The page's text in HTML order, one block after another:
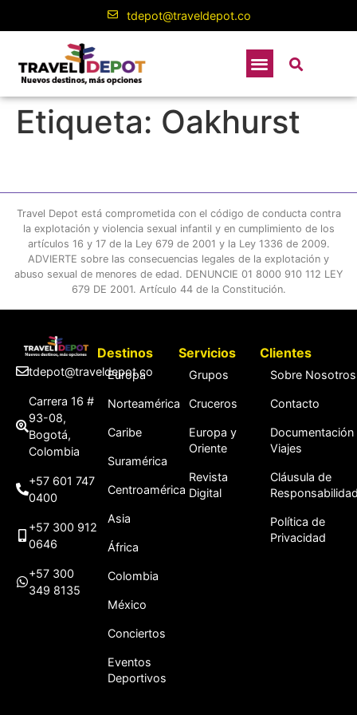
tdepot@traveldepot.co
Etiqueta: Oakhurst
Travel Depot está comprometida con el código de conducta contra
la explotación y violencia sexual infantil y en cumplimiento de los
artículos 16 y 17 de la Ley 679 de 2001 y la Ley 1336 de 2009.
ADVIERTE sobre las consecuencias legales de la explotación y
abuso sexual de menores de edad. DENUNCIE 01 8000 910 112 LEY
679 DE 2001. Artículo 44 de la Constitución.
tdepot@traveldepot.co
Carrera 16 #
93-08,
Bogotá,
Colombia
+57 601 747
0400
+57 300 912
0646
+57 300
349 8135
Destinos
Europa
Norteamérica
Caribe
Suramérica
Centroamérica
Asia
África
Colombia
México
Conciertos
Eventos
Deportivos
Servicios
Grupos
Cruceros
Europa y
Oriente
Revista
Digital
Clientes
Sobre Nosotros
Contacto
Documentación
Viajes
Cláusula de
Política de
Privacidad